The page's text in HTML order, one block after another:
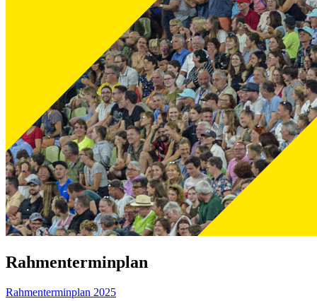
Rahmenterminplan
Rahmenterminplan 2025